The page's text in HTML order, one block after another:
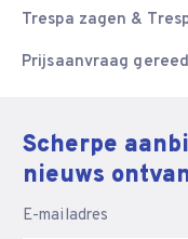
Trespa zagen &
Prijsaanvraag
Scherpe
nieuws
E-mailadres